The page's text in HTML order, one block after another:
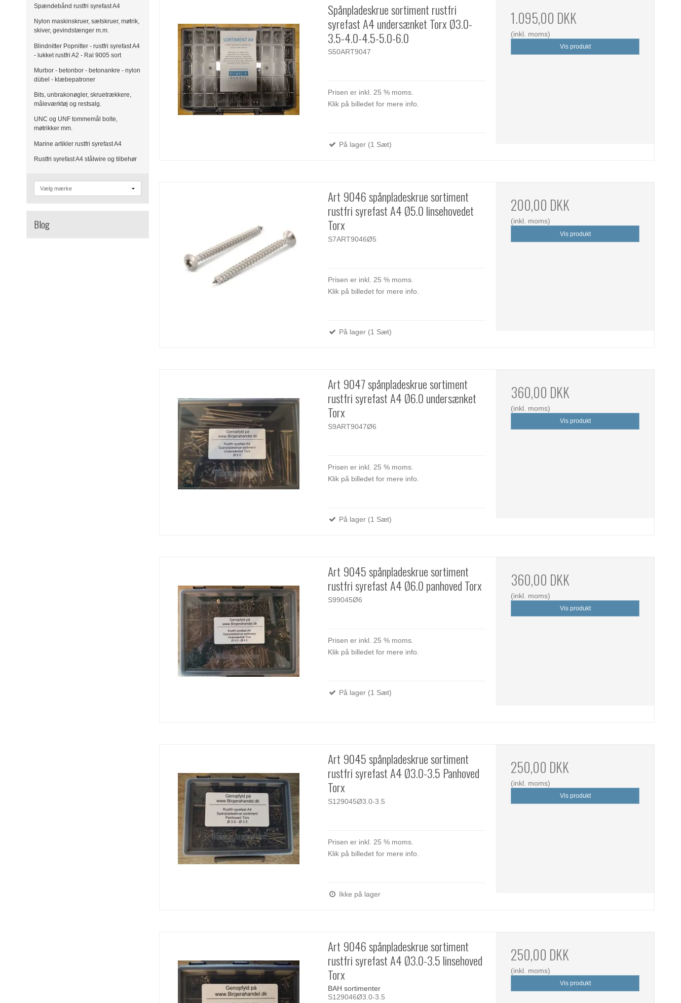
Spændebånd rustfri syrefast A4
Nylon maskinskruer, sætskruer, møtrik,
skiver, gevindstænger m.m.
Blindnitter Popnitter - rustfri syrefast A4
- lukket rustfri A2 - Ral 9005 sort
Murbor - betonbor - betonankre - nylon
dübel - klæbepatroner
Bits, unbrakonøgler, skruetrækkere,
måleværktøj og restsalg.
UNC og UNF tommemål bolte,
møtrikker mm.
Marine artikler rustfri syrefast A4
Rustfri syrefast A4 stålwire og tilbehør
Blog
Spånpladeskrue sortiment rustfri
syrefast A4 undersænket Torx Ø3.0-
3.5-4.0-4.5-5.0-6.0
S50ART9047
Prisen er inkl. 25 % moms.
Klik på billedet for mere info.
På lager (1 Sæt)
1.095,00 DKK
(inkl. moms)
Vis produkt
Art 9046 spånpladeskrue sortiment
rustfri syrefast A4 Ø5.0 linsehovedet
Torx
S7ART9046Ø5
Prisen er inkl. 25 % moms.
Klik på billedet for mere info.
På lager (1 Sæt)
200,00 DKK
(inkl. moms)
Vis produkt
Art 9047 spånpladeskrue sortiment
rustfri syrefast A4 Ø6.0 undersænket
Torx
S9ART9047Ø6
Prisen er inkl. 25 % moms.
Klik på billedet for mere info.
På lager (1 Sæt)
360,00 DKK
(inkl. moms)
Vis produkt
Art 9045 spånpladeskrue sortiment
rustfri syrefast A4 Ø6.0 panhoved Torx
S99045Ø6
Prisen er inkl. 25 % moms.
Klik på billedet for mere info.
På lager (1 Sæt)
360,00 DKK
(inkl. moms)
Vis produkt
Art 9045 spånpladeskrue sortiment
rustfri syrefast A4 Ø3.0-3.5 Panhoved
Torx
S129045Ø3.0-3.5
Prisen er inkl. 25 % moms.
Klik på billedet for mere info.
Ikke på lager
250,00 DKK
(inkl. moms)
Vis produkt
Art 9046 spånpladeskrue sortiment
rustfri syrefast A4 Ø3.0-3.5 linsehoved
Torx
BAH sortimenter
S129046Ø3.0-3.5
250,00 DKK
(inkl. moms)
Vis produkt